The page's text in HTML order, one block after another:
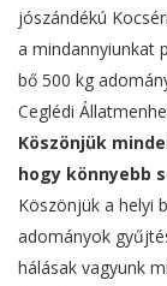
jószándékú
a mindannyiunkat
bő 500 kg
Ceglédi
Köszönjük
hogy könnyebb
Köszönjük a helyi
adományok
hálásak vagyunk